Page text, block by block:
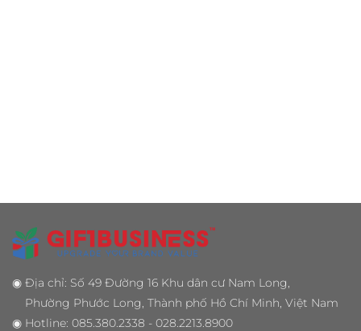
◉ Địa chỉ: Số 49 Đường 16 Khu dân cư Nam Long,
Phường Phước Long, Thành phố Hồ Chí Minh, Việt Nam
◉ Hotline: 085.380.2338 - 028.2213.8900